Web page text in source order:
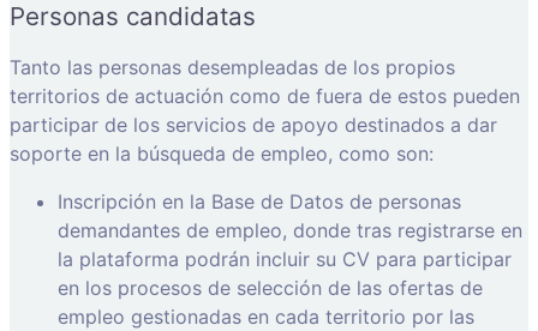
Personas candidatas
Tanto las personas desempleadas de los propios
territorios de actuación como de fuera de estos pueden
participar de los servicios de apoyo destinados a dar
soporte en la búsqueda de empleo, como son:
Inscripción en la Base de Datos de personas
demandantes de empleo, donde tras registrarse en
la plataforma podrán incluir su CV para participar
en los procesos de selección de las ofertas de
empleo gestionadas en cada territorio por las